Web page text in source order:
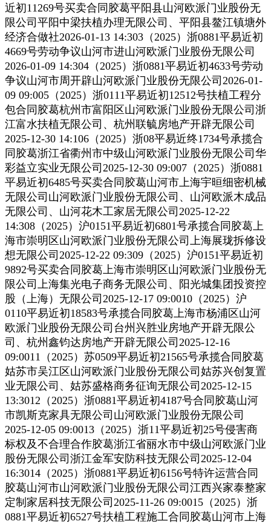
近初11269号买卖合同胶葛平阳县山河欧派门业股份无
限公司平阳中梁扶植办理无限公司、平阳县鳌江镇塘外
经济合做社2026-01-13 14:303（2025）浙0881平易近初
4669号劳动争议山河市进山河欧派门业股份无限公司
2026-01-09 14:304（2025）浙0881平易近初4633号劳动
争议山河市周开辟山河欧派门业股份无限公司2026-01-
09 09:005（2025）浙0111平易近初12512号扶植工程分
包合同胶葛杭州市富阳区山河欧派门业股份无限公司浙
江富水扶植无限公司、杭州联毓房地产开辟无限公司
2025-12-30 14:106（2025）浙08平易近终1734号承揽合
同胶葛浙江省衢州市中级山河欧派门业股份无限公司华
彩益立实业无限公司2025-12-30 09:007（2025）浙0881
平易近初6485号买卖合同胶葛山河市上海宇晅细密机械
无限公司山河欧派门业股份无限公司、山河欧派木成品
无限公司、山河花木工家居无限公司2025-12-22
14:308（2025）沪0151平易近初6801号承揽合同胶葛上
海市崇明区山河欧派门业股份无限公司上海展珑拆修设
想无限公司2025-12-22 09:309（2025）沪0151平易近初
9892号买卖合同胶葛上海市崇明区山河欧派门业股份无
限公司上海集光电子商务无限公司、阳光城集团投资控
股（上海）无限公司2025-12-17 09:0010（2025）沪
0110平易近初18583号承揽合同胶葛上海市杨浦区山河
欧派门业股份无限公司台州兴胜业房地产开辟无限公
司、杭州鑫钧达房地产开辟无限公司2025-12-16
09:0011（2025）苏0509平易近初21565号承揽合同胶葛
姑苏市吴江区山河欧派门业股份无限公司姑苏兴创复置
业无限公司、姑苏盛格商务征询无限公司2025-12-15
13:3012（2025）浙0881平易近初4187号合同胶葛山河
市凯斯克家具无限公司山河欧派门业股份无限公司
2025-12-05 09:0013（2025）浙11平易近初25号侵害商
标权及不合理合作胶葛浙江省丽水市中级山河欧派门业
股份无限公司浙江金军安防科技无限公司2025-12-04
16:3014（2025）浙0881平易近初6156号特许运营合同
胶葛山河市山河欧派门业股份无限公司江西兴家泰整家
定制家居科技无限公司2025-11-26 09:0015（2025）浙
0881平易近初6527号扶植工程施工合同胶葛山河市上海